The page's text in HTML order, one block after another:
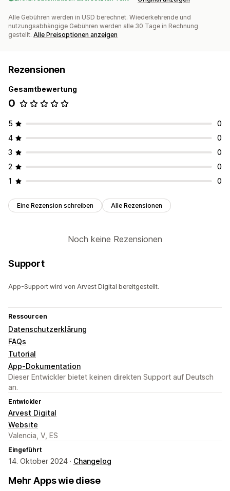
Alle Gebühren werden in USD berechnet. Wiederkehrende und
nutzungsabhängige Gebühren werden alle 30 Tage in Rechnung
gestellt. Alle Preisoptionen anzeigen
Rezensionen
Gesamtbewertung
0
5
0
4
0
3
0
2
0
1
0
Eine Rezension schreiben Alle Rezensionen
Noch keine Rezensionen
Support
App-Support wird von Arvest Digital bereitgestellt.
Ressourcen
Datenschutzerklärung
FAQs
Tutorial
App-Dokumentation
Dieser Entwickler bietet keinen direkten Support auf Deutsch
an.
Entwickler
Arvest Digital
Website
Valencia, V, ES
Eingeführt
14. Oktober 2024 · Changelog
Mehr Apps wie diese